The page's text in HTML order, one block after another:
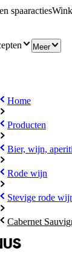
spaaracties
Meer
Home
Producten
Bier, wijn,
Rode wijn
Stevige rode
Cabernet